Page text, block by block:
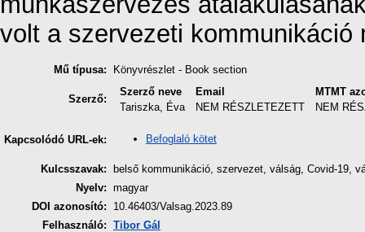
volt a szervezeti kommunikáció
Mű típusa: Könyvrészlet - Book section
Szerző:
Szerző neve Email
MTMT
Tariszka, Éva
NEM RÉSZLETEZETT NEM
Kapcsolódó URL-ek: Befoglaló kötet
Kulcsszavak: belső kommunikáció, szervezet, válság, Covid-19,
Nyelv: magyar
DOI azonosító:
10.46403/Valsag.2023.89
Felhasználó: Tibor Gál